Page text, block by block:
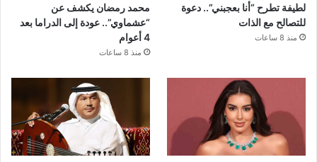
لطيفة تطرح “أنا بعجبني”.. دعوة
للتصالح مع الذات
منذ 8 ساعات
محمد رمضان يكشف عن
“عشماوي”.. عودة إلى الدراما بعد
4 أعوام
منذ 8 ساعات